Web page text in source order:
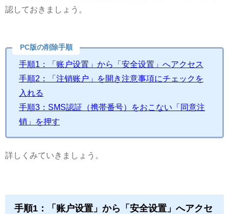
認しておきましょう。
PC版の削除手順
手順1：「账户设置」から「安全设置」へアクセス
手順2：「注销账户」を開き注意事項にチェックを
入れる
手順3：SMS認証（携帯番号）をおこない「同意注
销」を押す
詳しくみていきましょう。
手順1：「账户设置」から「安全设置」へアクセ